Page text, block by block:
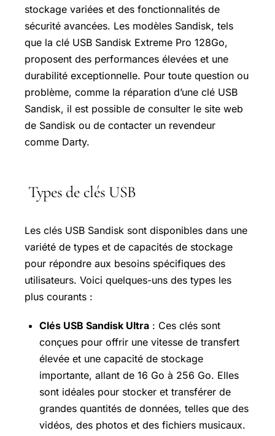
stockage variées et des fonctionnalités de
sécurité avancées. Les modèles Sandisk, tels
que la clé USB Sandisk Extreme Pro 128Go,
proposent des performances élevées et une
durabilité exceptionnelle. Pour toute question ou
problème, comme la réparation d’une clé USB
Sandisk, il est possible de consulter le site web
de Sandisk ou de contacter un revendeur
comme Darty.
Types de clés USB
Les clés USB Sandisk sont disponibles dans une
variété de types et de capacités de stockage
pour répondre aux besoins spécifiques des
utilisateurs. Voici quelques-uns des types les
plus courants :
Clés USB Sandisk Ultra : Ces clés sont
conçues pour offrir une vitesse de transfert
élevée et une capacité de stockage
importante, allant de 16 Go à 256 Go. Elles
sont idéales pour stocker et transférer de
grandes quantités de données, telles que des
vidéos, des photos et des fichiers musicaux.